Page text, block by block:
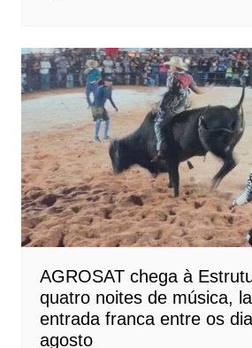
AGROSAT chega à
quatro noites de música,
entrada franca entre os
agosto